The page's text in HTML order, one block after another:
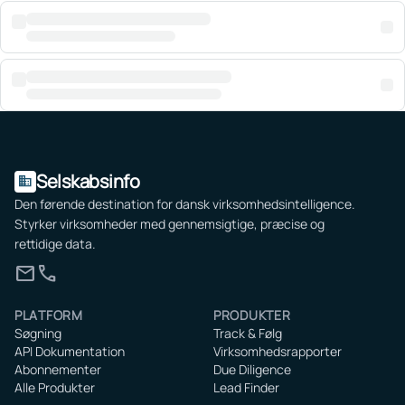
domain Selskabsinfo
Den førende destination for dansk virksomhedsintelligence.
Styrker virksomheder med gennemsigtige, præcise og
rettidige data.
mailcall
PLATFORM
Søgning
API Dokumentation
Abonnementer
Alle Produkter
PRODUKTER
Track & Følg
Virksomhedsrapporter
Due Diligence
Lead Finder